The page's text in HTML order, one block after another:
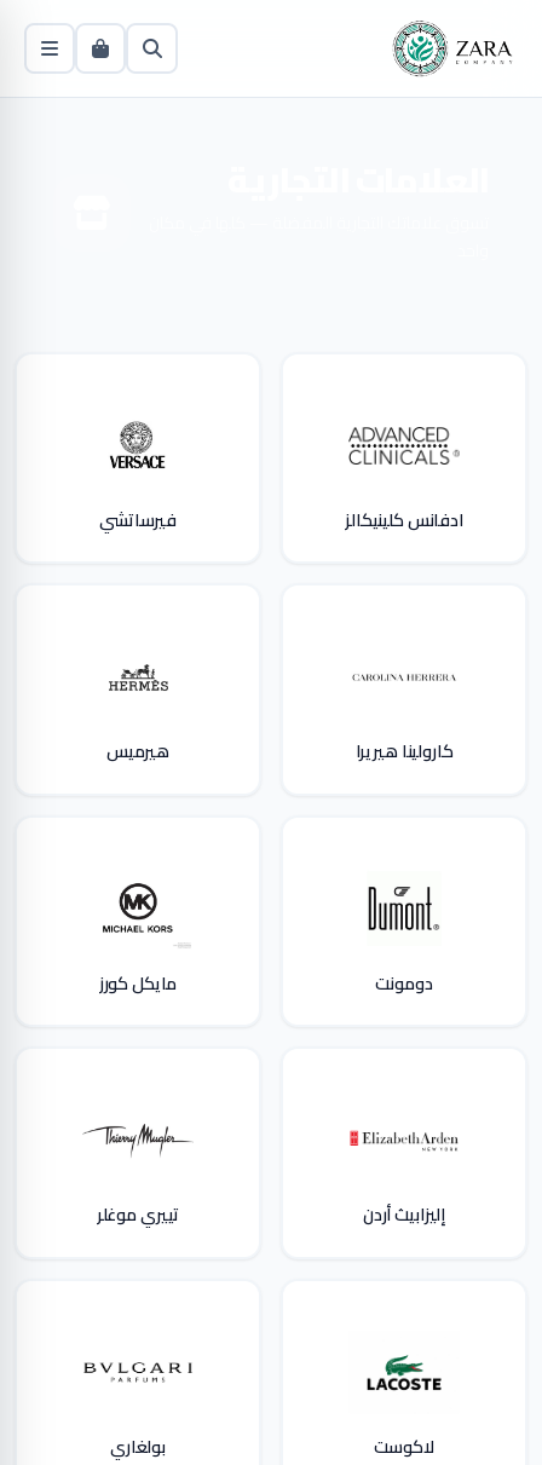
ادفانس كلينيكالز فيرساتشي
كارولينا هيريرا هيرميس
دومونت مايكل كورز
إليزابيث أردن تييري موغلر
لاكوست بولغاري